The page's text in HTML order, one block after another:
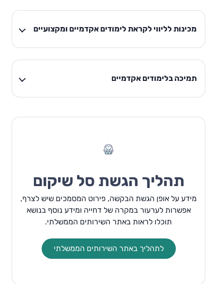
מכינות לליווי לקראת לימודים אקדמיים ומקצועיים
תמיכה בלימודים אקדמיים
תהליך הגשת סל שיקום
מידע על אופן הגשת הבקשה, פירוט המסמכים שיש לצרף,
אפשרות לערעור במקרה של דחייה ומידע נוסף בנושא
תוכלו לראות באתר השירותים הממשלתי.
לתהליך באתר השירותים הממשלתי